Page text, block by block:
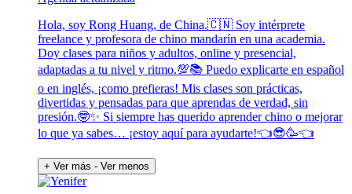
Hola, soy Rong Huang, de China.🇨🇳 Soy intérprete
freelance y profesora de chino mandarín en una academia.
Doy clases para niños y adultos, online y presencial,
adaptadas a tu nivel y ritmo.💯📚 Puedo explicarte en español
o en inglés, ¡como prefieras! Mis clases son prácticas,
divertidas y pensadas para que aprendas de verdad, sin
presión.🤓✨ Si siempre has querido aprender chino o mejorar
lo que ya sabes… ¡estoy aquí para ayudarte!👈😎🥳👈
+ Ver más - Ver menos